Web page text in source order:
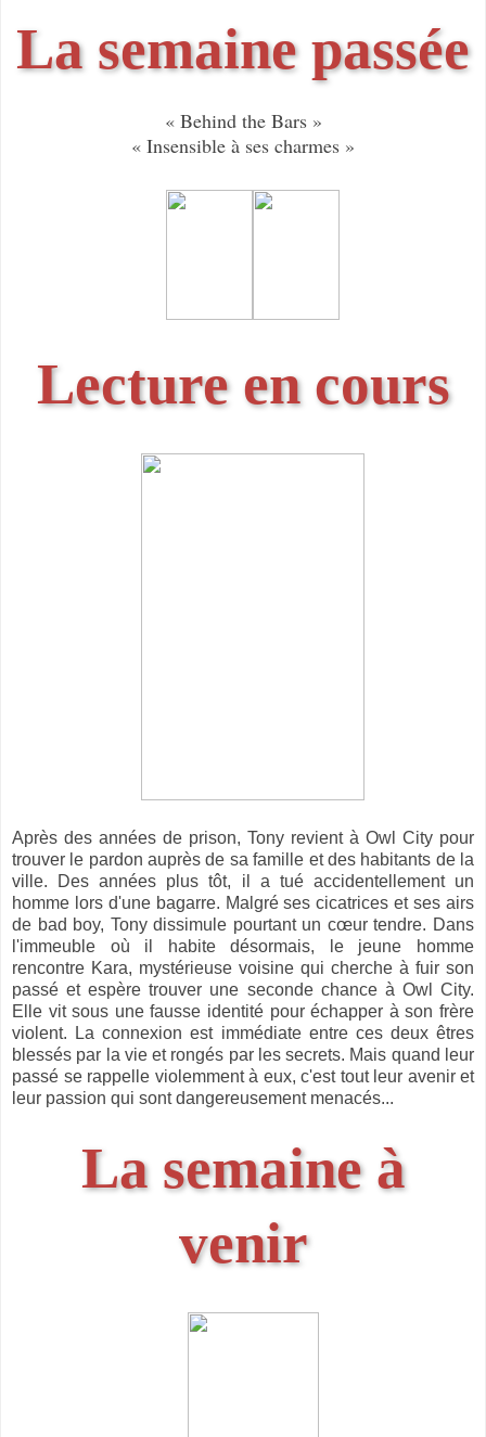
La semaine passée
« Behind the Bars »
« Insensible à ses charmes »
Lecture en cours
Après des années de prison, Tony revient à Owl City pour
trouver le pardon auprès de sa famille et des habitants de la
ville. Des années plus tôt, il a tué accidentellement un
homme lors d'une bagarre. Malgré ses cicatrices et ses airs
de bad boy, Tony dissimule pourtant un cœur tendre. Dans
l'immeuble où il habite désormais, le jeune homme
rencontre Kara, mystérieuse voisine qui cherche à fuir son
passé et espère trouver une seconde chance à Owl City.
Elle vit sous une fausse identité pour échapper à son frère
violent. La connexion est immédiate entre ces deux êtres
blessés par la vie et rongés par les secrets. Mais quand leur
passé se rappelle violemment à eux, c'est tout leur avenir et
leur passion qui sont dangereusement menacés...
La semaine à
venir